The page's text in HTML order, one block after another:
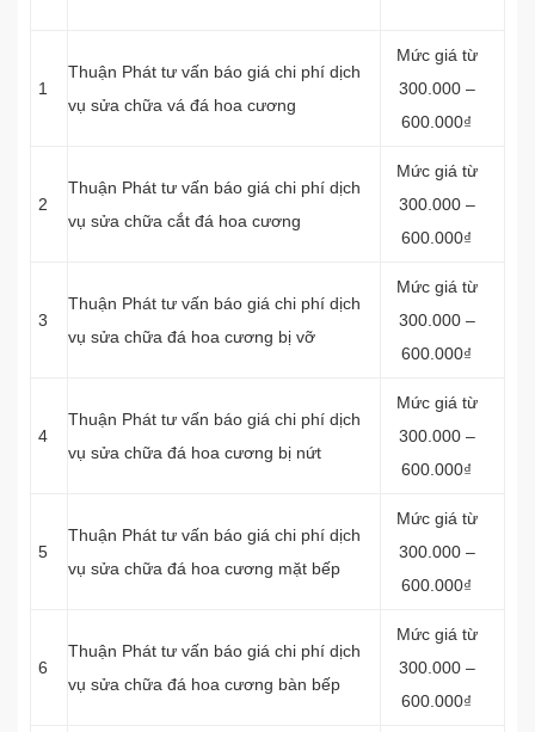
1
Thuận Phát tư vấn báo giá chi phí dịch
vụ sửa chữa vá đá hoa cương
Mức giá từ
300.000 –
600.000₫
2
Thuận Phát tư vấn báo giá chi phí dịch
vụ sửa chữa cắt đá hoa cương
Mức giá từ
300.000 –
600.000₫
3
Thuận Phát tư vấn báo giá chi phí dịch
vụ sửa chữa đá hoa cương bị vỡ
Mức giá từ
300.000 –
600.000₫
4
Thuận Phát tư vấn báo giá chi phí dịch
vụ sửa chữa đá hoa cương bị nứt
Mức giá từ
300.000 –
600.000₫
5
Thuận Phát tư vấn báo giá chi phí dịch
vụ sửa chữa đá hoa cương mặt bếp
Mức giá từ
300.000 –
600.000₫
6
Thuận Phát tư vấn báo giá chi phí dịch
vụ sửa chữa đá hoa cương bàn bếp
Mức giá từ
300.000 –
600.000₫